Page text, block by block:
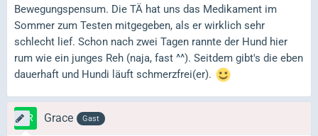
Bewegungspensum. Die TÄ hat uns das Medikament im
Sommer zum Testen mitgegeben, als er wirklich sehr
schlecht lief. Schon nach zwei Tagen rannte der Hund hier
rum wie ein junges Reh (naja, fast ^^). Seitdem gibt's die eben
dauerhaft und Hundi läuft schmerzfrei(er).
Grace Gast